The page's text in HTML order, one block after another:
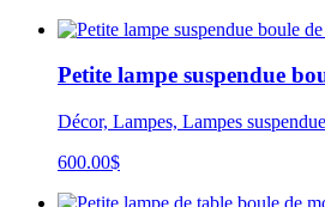
Petite lampe suspendue
Décor, Lampes, Lampes
600.00$